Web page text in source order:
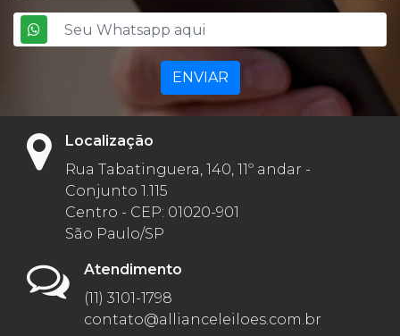
ENVIAR
Localização
Rua Tabatinguera, 140, 11º andar -
Conjunto 1.115
Centro - CEP: 01020-901
São Paulo/SP
Atendimento
(11) 3101-1798
contato@allianceleiloes.com.br